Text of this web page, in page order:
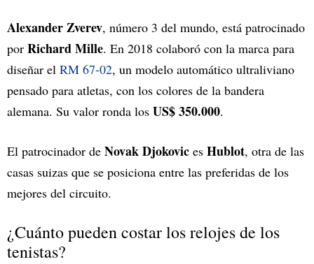
Alexander Zverev, número 3 del mundo, está patrocinado
por Richard Mille. En 2018 colaboró con la marca para
diseñar el RM 67-02, un modelo automático ultraliviano
pensado para atletas, con los colores de la bandera
alemana. Su valor ronda los US$ 350.000.
El patrocinador de Novak Djokovic es Hublot, otra de las
casas suizas que se posiciona entre las preferidas de los
mejores del circuito.
¿Cuánto pueden costar los relojes de los
tenistas?